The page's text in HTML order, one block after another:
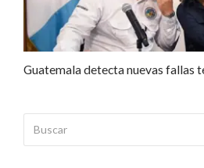
Guatemala detecta nuevas fallas